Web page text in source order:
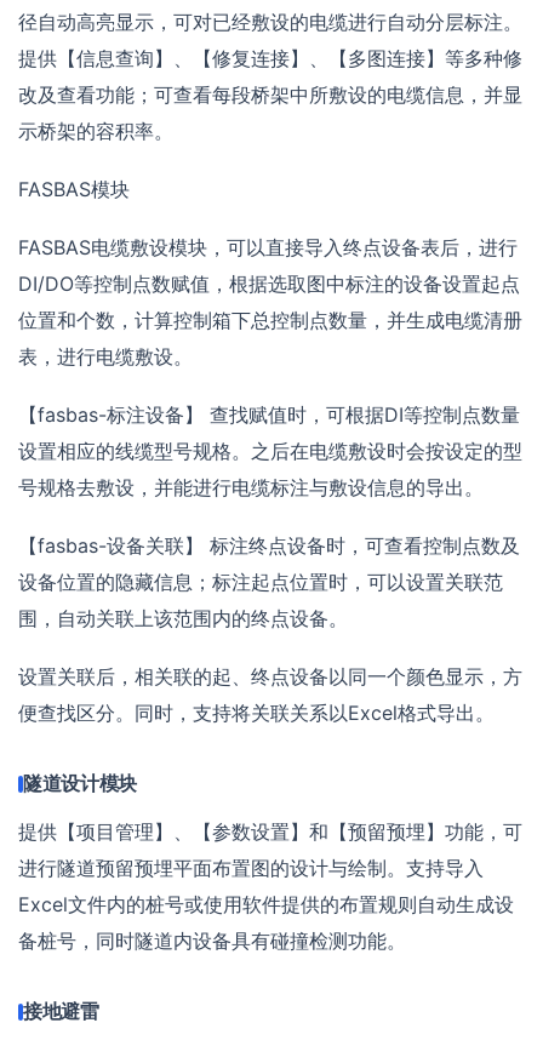
径自动高亮显示，可对已经敷设的电缆进行自动分层标注。
提供【信息查询】、【修复连接】、【多图连接】等多种修
改及查看功能；可查看每段桥架中所敷设的电缆信息，并显
示桥架的容积率。
FASBAS模块
FASBAS电缆敷设模块，可以直接导入终点设备表后，进行
DI/DO等控制点数赋值，根据选取图中标注的设备设置起点
位置和个数，计算控制箱下总控制点数量，并生成电缆清册
表，进行电缆敷设。
【fasbas-标注设备】 查找赋值时，可根据DI等控制点数量
设置相应的线缆型号规格。之后在电缆敷设时会按设定的型
号规格去敷设，并能进行电缆标注与敷设信息的导出。
【fasbas-设备关联】 标注终点设备时，可查看控制点数及
设备位置的隐藏信息；标注起点位置时，可以设置关联范
围，自动关联上该范围内的终点设备。
设置关联后，相关联的起、终点设备以同一个颜色显示，方
便查找区分。同时，支持将关联关系以Excel格式导出。
隧道设计模块
提供【项目管理】、【参数设置】和【预留预埋】功能，可
进行隧道预留预埋平面布置图的设计与绘制。支持导入
Excel文件内的桩号或使用软件提供的布置规则自动生成设
备桩号，同时隧道内设备具有碰撞检测功能。
接地避雷